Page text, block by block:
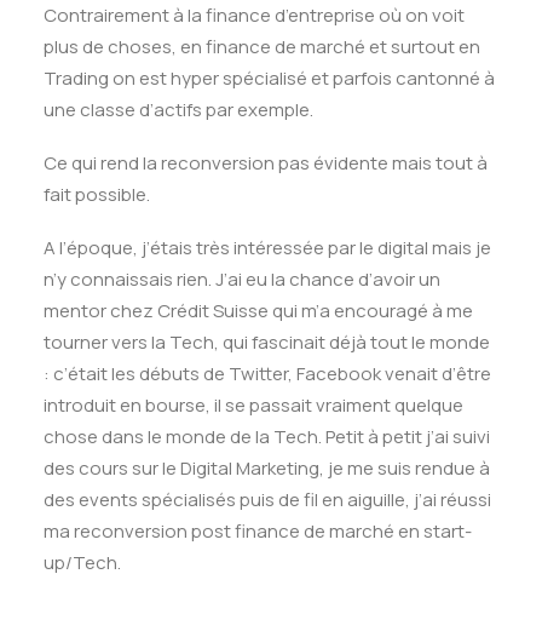
Contrairement à la finance d’entreprise où on voit
plus de choses, en finance de marché et surtout en
Trading on est hyper spécialisé et parfois cantonné à
une classe d’actifs par exemple.
Ce qui rend la reconversion pas évidente mais tout à
fait possible.
A l’époque, j’étais très intéressée par le digital mais je
n’y connaissais rien. J’ai eu la chance d’avoir un
mentor chez Crédit Suisse qui m’a encouragé à me
tourner vers la Tech, qui fascinait déjà tout le monde
: c’était les débuts de Twitter, Facebook venait d’être
introduit en bourse, il se passait vraiment quelque
chose dans le monde de la Tech. Petit à petit j’ai suivi
des cours sur le Digital Marketing, je me suis rendue à
des events spécialisés puis de fil en aiguille, j’ai réussi
ma reconversion post finance de marché en start-
up/Tech.